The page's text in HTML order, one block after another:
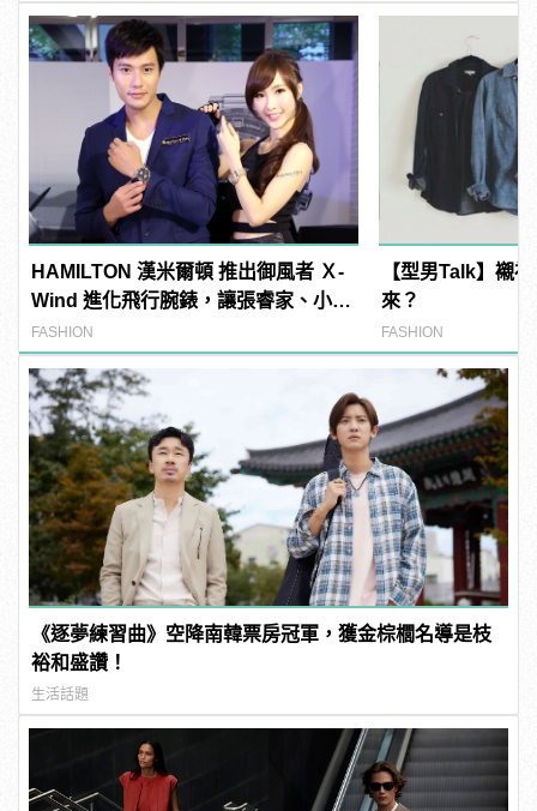
HAMILTON 漢米爾頓 推出御風者 Ｘ-
Wind 進化飛行腕錶，讓張睿家、小茉
莉帶你一起遨遊天際！
FASHION
【型男Talk】襯
來？
FASHION
《逐夢練習曲》空降南韓票房冠軍，獲金棕櫚名導是枝
裕和盛讚！
生活話題